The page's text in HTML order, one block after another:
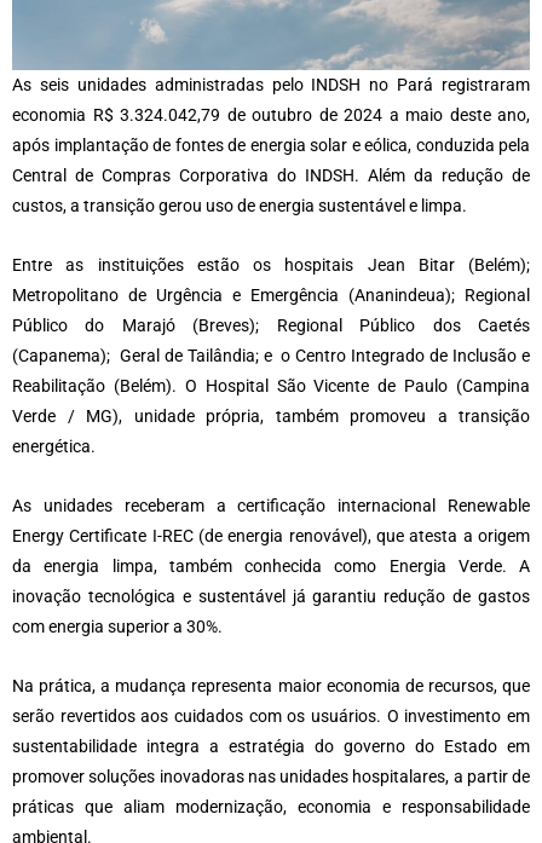
As seis unidades administradas pelo INDSH no Pará registraram
economia R$ 3.324.042,79 de outubro de 2024 a maio deste ano,
após implantação de fontes de energia solar e eólica, conduzida pela
Central de Compras Corporativa do INDSH. Além da redução de
custos, a transição gerou uso de energia sustentável e limpa.
Entre as instituições estão os hospitais Jean Bitar (Belém);
Metropolitano de Urgência e Emergência (Ananindeua); Regional
Público do Marajó (Breves); Regional Público dos Caetés
(Capanema); Geral de Tailândia; e o Centro Integrado de Inclusão e
Reabilitação (Belém). O Hospital São Vicente de Paulo (Campina
Verde / MG), unidade própria, também promoveu a transição
energética.
As unidades receberam a certificação internacional Renewable
Energy Certificate I-REC (de energia renovável), que atesta a origem
da energia limpa, também conhecida como Energia Verde. A
inovação tecnológica e sustentável já garantiu redução de gastos
com energia superior a 30%.
Na prática, a mudança representa maior economia de recursos, que
serão revertidos aos cuidados com os usuários. O investimento em
sustentabilidade integra a estratégia do governo do Estado em
promover soluções inovadoras nas unidades hospitalares, a partir de
práticas que aliam modernização, economia e responsabilidade
ambiental.